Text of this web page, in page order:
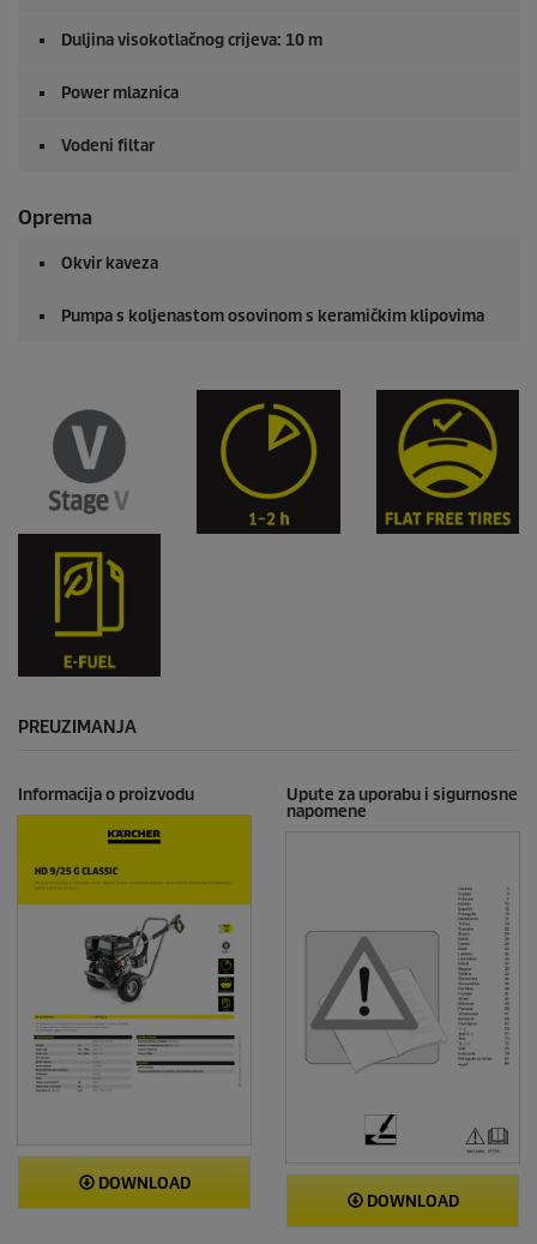
Duljina visokotlačnog crijeva: 10 m
Power mlaznica
Vodeni filtar
Oprema
Okvir kaveza
Pumpa s koljenastom osovinom s keramičkim klipovima
PREUZIMANJA
Informacija o proizvodu
DOWNLOAD
Upute za uporabu i sigurnosne
napomene
DOWNLOAD